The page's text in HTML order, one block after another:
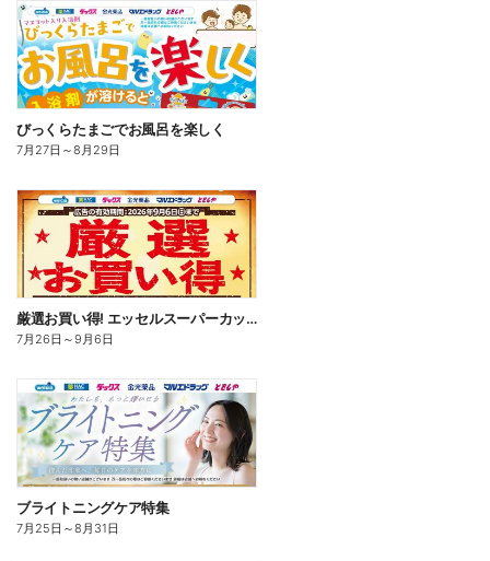
びっくらたまごでお風呂を楽しく
7月27日 ～8月29日
厳選お買い得! エッセルスーパーカップ
7月26日 ～9月6日
ブライトニングケア特集
7月25日 ～8月31日